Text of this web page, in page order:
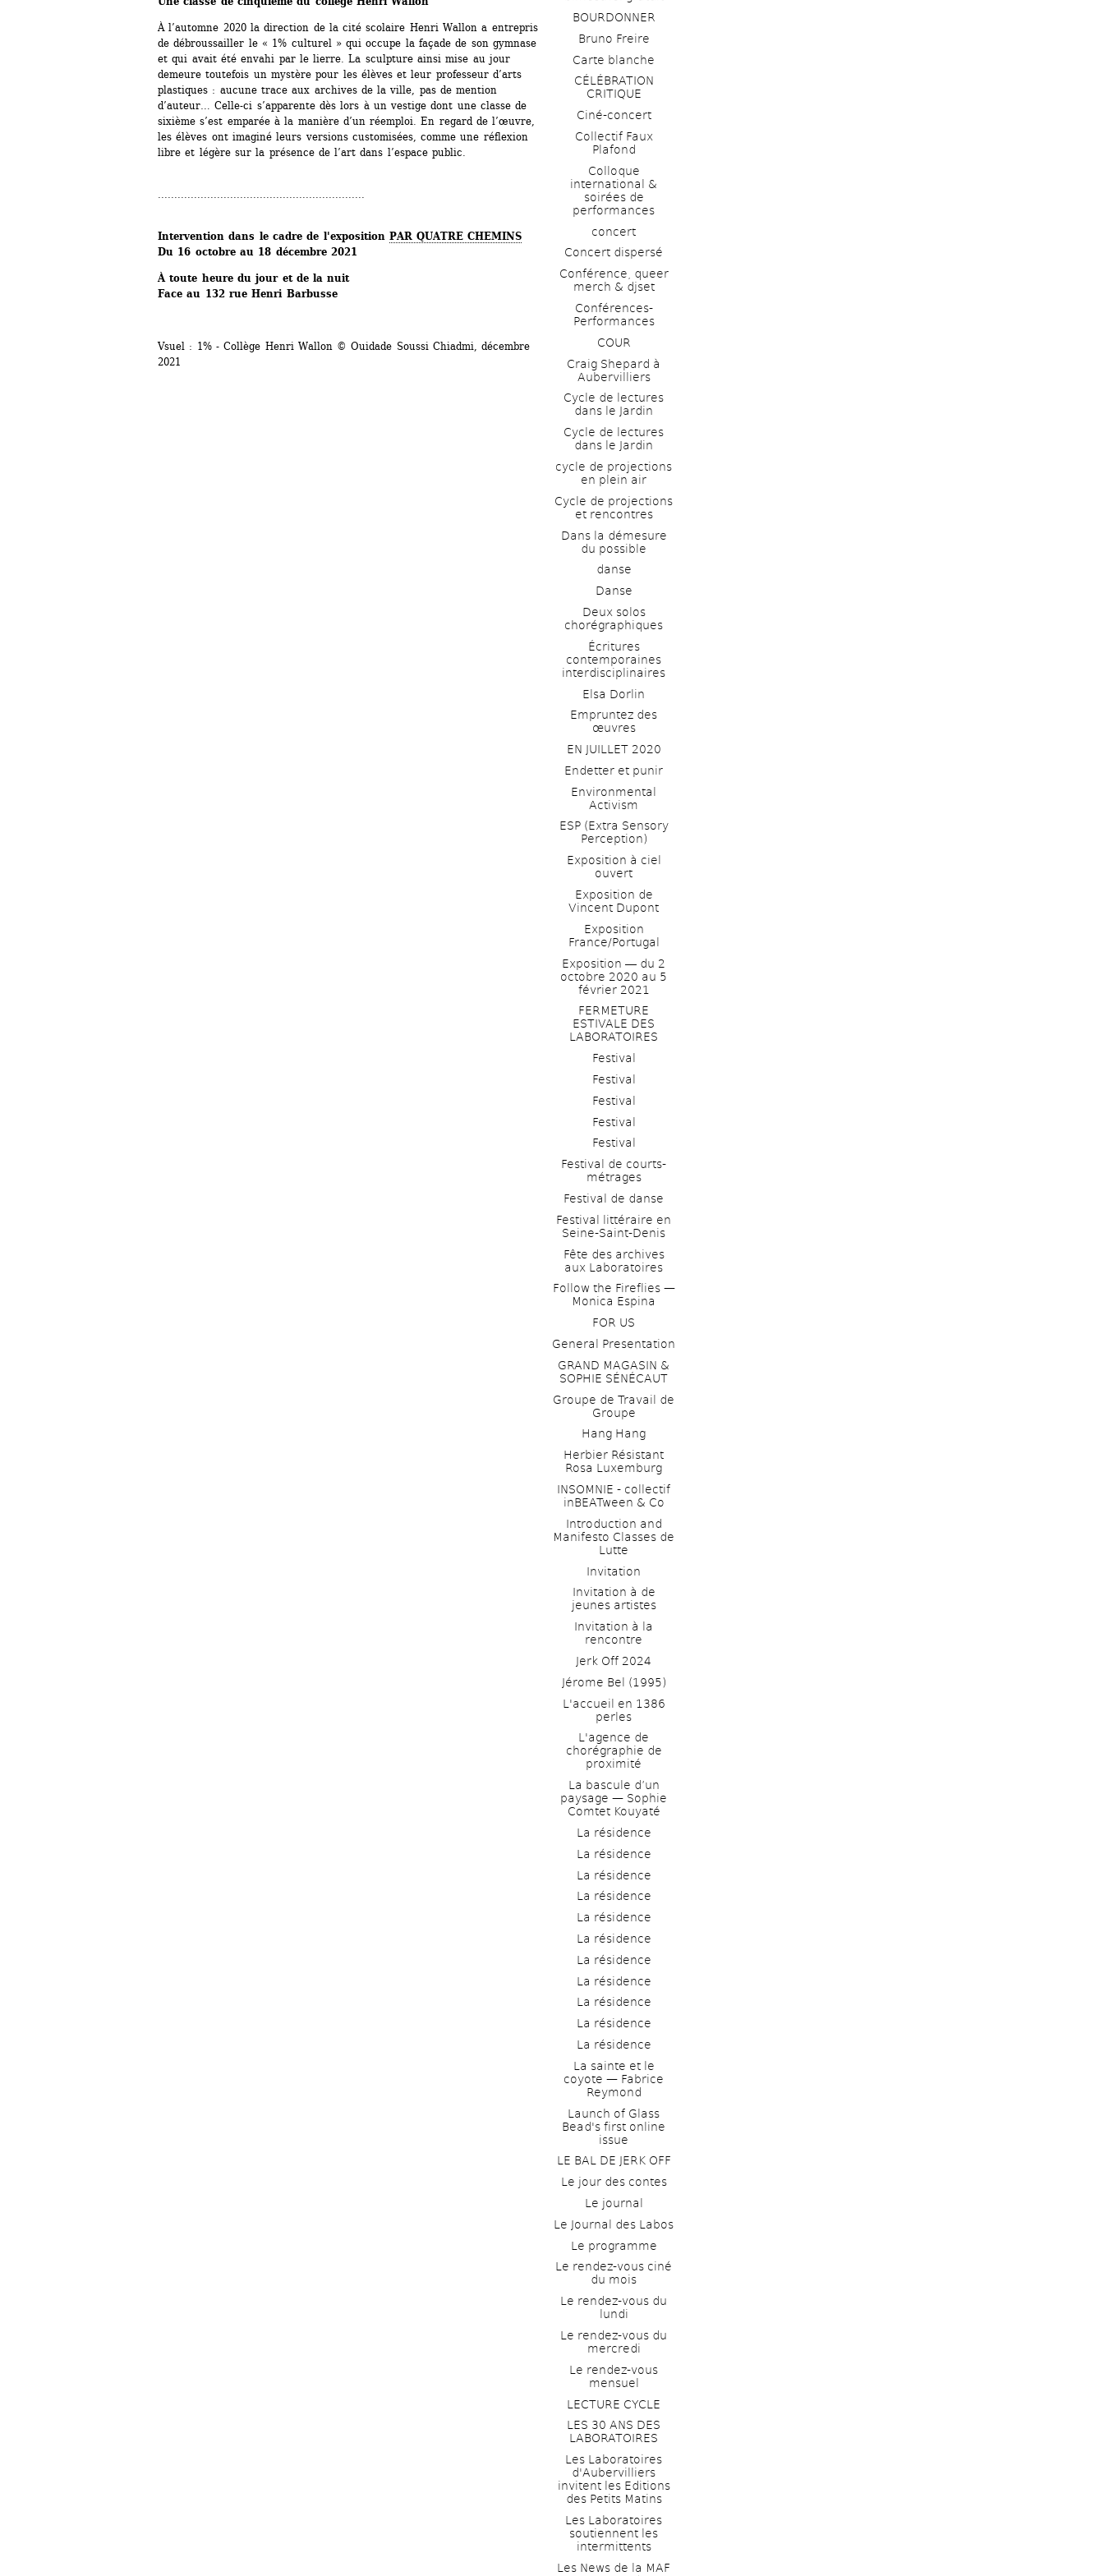
À l’automne 2020 la direction de la cité scolaire Henri Wallon a entrepris
de débroussailler le « 1% ­culturel » qui occupe la façade de son gymnase
et qui avait été envahi par le lierre. La sculpture ainsi mise au jour
demeure toutefois un mystère pour les élèves et leur professeur d’arts
plastiques : aucune trace aux archives de la ville, pas de mention
d’auteur… Celle-ci s’apparente dès lors à un vestige dont une classe de
sixième s’est emparée à la manière d’un réemploi. En regard de l’œuvre,
les élèves ont imaginé leurs versions ­customisées, comme une réflexion
libre et légère sur la présence de l’art dans l’espace public.
Intervention dans le cadre de l'exposition PAR QUATRE CHEMINS
Du 16 octobre au 18 décembre 2021
À toute heure du jour et de la nuit
Face au 132 rue Henri Barbusse
Vsuel : 1% - Collège Henri Wallon © Ouidade Soussi Chiadmi, décembre
2021
BOURDONNER
Bruno Freire
Carte blanche
CÉLÉBRATION
CRITIQUE
Ciné-concert
Collectif Faux
Plafond
Colloque
international &
soirées de
performances
concert
Concert dispersé
Conférence, queer
merch & djset
Conférences-
Performances
COUR
Craig Shepard à
Aubervilliers
Cycle de lectures
dans le Jardin
Cycle de lectures
dans le Jardin
cycle de projections
en plein air
Cycle de projections
et rencontres
Dans la démesure
du possible
danse
Danse
Deux solos
chorégraphiques
Écritures
contemporaines
interdisciplinaires
Elsa Dorlin
Empruntez des
œuvres
EN JUILLET 2020
Endetter et punir
Environmental
Activism
ESP (Extra Sensory
Perception)
Exposition à ciel
ouvert
Exposition de
Vincent Dupont
Exposition
France/Portugal
Exposition ― du 2
octobre 2020 au 5
février 2021
FERMETURE
ESTIVALE DES
LABORATOIRES
Festival
Festival
Festival
Festival
Festival
Festival de courts-
métrages
Festival de danse
Festival littéraire en
Seine-Saint-Denis
Fête des archives
aux Laboratoires
Follow the Fireflies —
Monica Espina
FOR US
General Presentation
GRAND MAGASIN &
SOPHIE SÉNÉCAUT
Groupe de Travail de
Groupe
Hang Hang
Herbier Résistant
Rosa Luxemburg
INSOMNIE - collectif
inBEATween & Co
Introduction and
Manifesto Classes de
Lutte
Invitation
Invitation à de
jeunes artistes
Invitation à la
rencontre
Jerk Off 2024
Jérome Bel (1995)
L'accueil en 1386
perles
L'agence de
chorégraphie de
proximité
La bascule d’un
paysage — Sophie
Comtet Kouyaté
La résidence
La résidence
La résidence
La résidence
La résidence
La résidence
La résidence
La résidence
La résidence
La résidence
La résidence
La sainte et le
coyote — Fabrice
Reymond
Launch of Glass
Bead's first online
issue
LE BAL DE JERK OFF
Le jour des contes
Le journal
Le Journal des Labos
Le programme
Le rendez-vous ciné
du mois
Le rendez-vous du
lundi
Le rendez-vous du
mercredi
Le rendez-vous
mensuel
LECTURE CYCLE
LES 30 ANS DES
LABORATOIRES
Les Laboratoires
d'Aubervilliers
invitent les Editions
des Petits Matins
Les Laboratoires
soutiennent les
intermittents
Les News de la MAF